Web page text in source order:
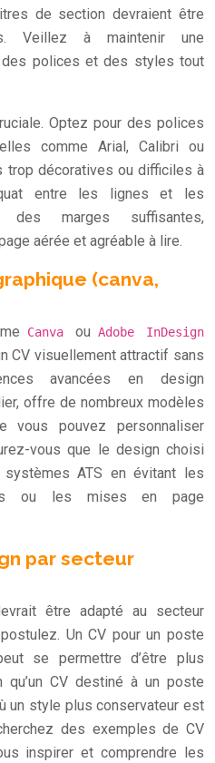
de section devraient être
Veillez à maintenir une
des polices et des styles tout
Optez pour des polices
comme Arial, Calibri ou
trop décoratives ou difficiles à
entre les lignes et les
des marges suffisantes,
aérée et agréable à lire.
(canva,
Canva ouAdobe InDesign
CV visuellement attractif sans
avancées en design
offre de nombreux modèles
vous pouvez personnaliser
vous que le design choisi
ATS en évitant les
ou les mises en page
par secteur
être adapté au secteur
Un CV pour un poste
se permettre d’être plus
qu’un CV destiné à un poste
un style plus conservateur est
des exemples de CV
inspirer et comprendre les